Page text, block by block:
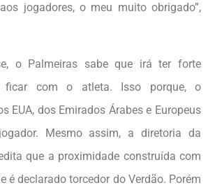
jogadores, o meu muito obrigado”,
o Palmeiras sabe que irá ter forte
ficar com o atleta. Isso porque, o
EUA, dos Emirados Árabes e Europeus
Mesmo assim, a diretoria da
que a proximidade construída com
é declarado torcedor do Verdão. Porém